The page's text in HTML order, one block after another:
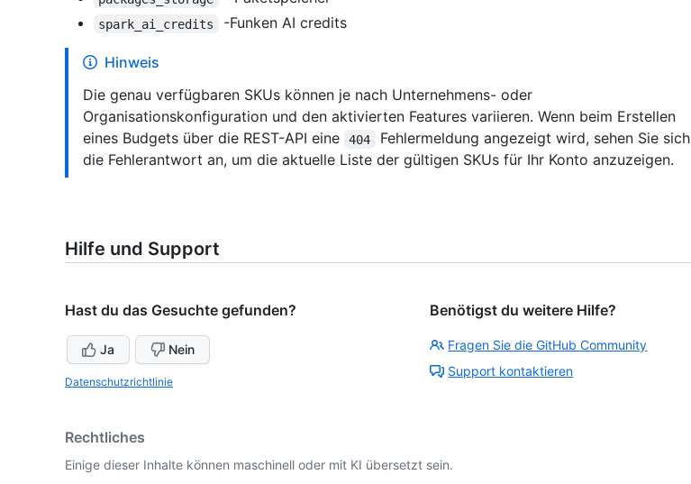
spark_ai_credits -Funken AI credits
Hinweis
Die genau verfügbaren SKUs können je nach Unternehmens- oder
Organisationskonfiguration und den aktivierten Features variieren. Wenn beim Erstellen
eines Budgets über die REST-API eine
404
Fehlermeldung angezeigt wird, sehen Sie sich
die Fehlerantwort an, um die aktuelle Liste der gültigen SKUs für Ihr Konto anzuzeigen.
Hilfe und Support
Hast du das Gesuchte gefunden?
Ja Nein
Datenschutzrichtlinie
Benötigst du weitere Hilfe?
Fragen Sie die GitHub Community
Support kontaktieren
Rechtliches
Einige dieser Inhalte können maschinell oder mit KI übersetzt sein.